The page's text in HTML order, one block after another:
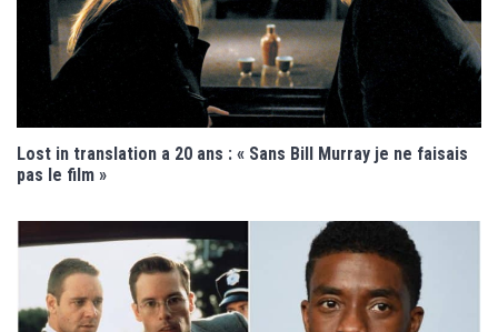
Lost in translation a 20 ans : « Sans Bill Murray je ne faisais
pas le film »